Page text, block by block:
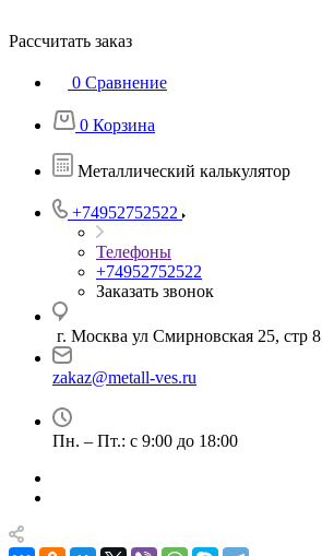
Рассчитать заказ
0 Сравнение
0 Корзина
Металлический калькулятор
+74952752522
Телефоны
+74952752522
Заказать звонок
г. Москва ул Смирновская 25, стр 8
zakaz@metall-ves.ru
Пн. – Пт.: с 9:00 до 18:00